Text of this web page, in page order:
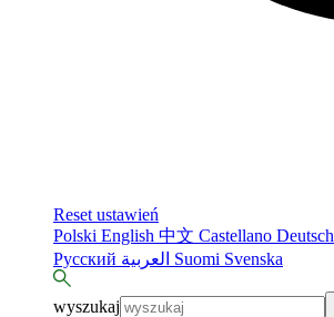
Reset ustawień
Polski English 中文 Castellano Deutsch
Русский
Suomi Svenska
wyszukaj